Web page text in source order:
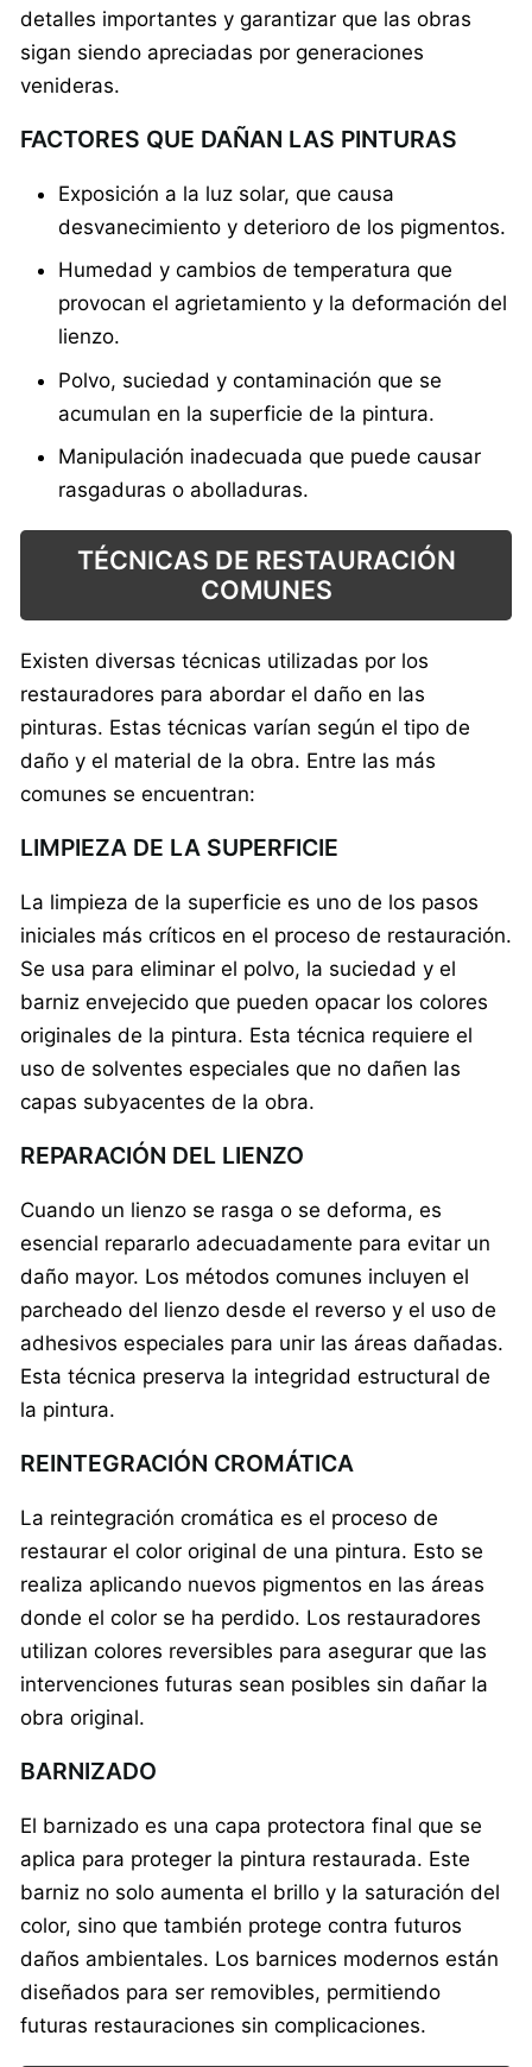
detalles importantes y garantizar que las obras
sigan siendo apreciadas por generaciones
venideras.
FACTORES QUE DAÑAN LAS PINTURAS
Exposición a la luz solar, que causa
desvanecimiento y deterioro de los pigmentos.
Humedad y cambios de temperatura que
provocan el agrietamiento y la deformación del
lienzo.
Polvo, suciedad y contaminación que se
acumulan en la superficie de la pintura.
Manipulación inadecuada que puede causar
rasgaduras o abolladuras.
TÉCNICAS DE RESTAURACIÓN
COMUNES
Existen diversas técnicas utilizadas por los
restauradores para abordar el daño en las
pinturas. Estas técnicas varían según el tipo de
daño y el material de la obra. Entre las más
comunes se encuentran:
LIMPIEZA DE LA SUPERFICIE
La limpieza de la superficie es uno de los pasos
iniciales más críticos en el proceso de restauración.
Se usa para eliminar el polvo, la suciedad y el
barniz envejecido que pueden opacar los colores
originales de la pintura. Esta técnica requiere el
uso de solventes especiales que no dañen las
capas subyacentes de la obra.
REPARACIÓN DEL LIENZO
Cuando un lienzo se rasga o se deforma, es
esencial repararlo adecuadamente para evitar un
daño mayor. Los métodos comunes incluyen el
parcheado del lienzo desde el reverso y el uso de
adhesivos especiales para unir las áreas dañadas.
Esta técnica preserva la integridad estructural de
la pintura.
REINTEGRACIÓN CROMÁTICA
La reintegración cromática es el proceso de
restaurar el color original de una pintura. Esto se
realiza aplicando nuevos pigmentos en las áreas
donde el color se ha perdido. Los restauradores
utilizan colores reversibles para asegurar que las
intervenciones futuras sean posibles sin dañar la
obra original.
BARNIZADO
El barnizado es una capa protectora final que se
aplica para proteger la pintura restaurada. Este
barniz no solo aumenta el brillo y la saturación del
color, sino que también protege contra futuros
daños ambientales. Los barnices modernos están
diseñados para ser removibles, permitiendo
futuras restauraciones sin complicaciones.